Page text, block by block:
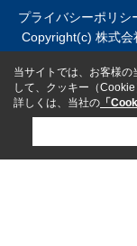
プライバシーポリシ
Copyright(c) 株式
当サイトでは、お客様の
して、クッキー（Cookie
詳しくは、当社の 「